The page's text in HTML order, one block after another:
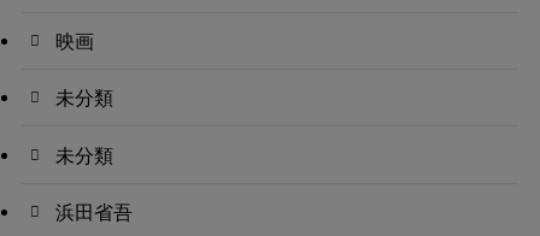
映画
未分類
未分類
浜田省吾